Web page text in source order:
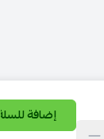
إضافة للسلة